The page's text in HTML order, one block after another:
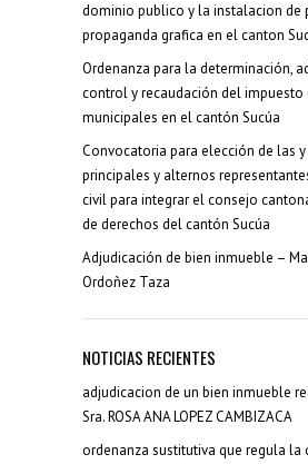
dominio publico y la instalacion de
propaganda grafica en el canton
Ordenanza para la determinación,
control y recaudación del impuesto
municipales en el cantón Sucúa
Convocatoria para elección de las
principales y alternos
civil para integrar el consejo
de derechos del cantón Sucúa
Adjudicación de bien inmueble –
Ordoñez Taza
NOTICIAS RECIENTES
adjudicacion de un bien inmueble
Sra. ROSA ANA LOPEZ CAMBIZACA
ordenanza sustitutiva que regula la